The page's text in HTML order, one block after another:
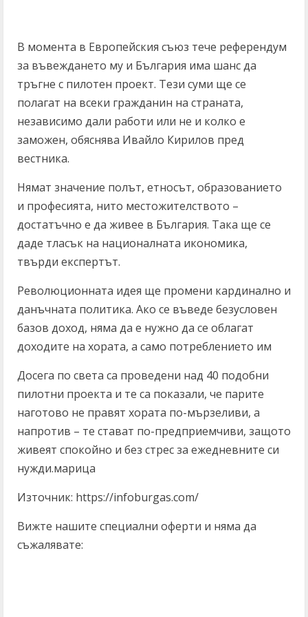
В момента в Европейския съюз тече референдум
за въвеждането му и България има шанс да
тръгне с пилотен проект. Тези суми ще се
полагат на всеки гражданин на страната,
независимо дали работи или не и колко е
заможен, обяснява Ивайло Кирилов пред
вестника.
Нямат значение полът, етносът, образованието
и професията, нито местожителството –
достатъчно е да живее в България. Така ще се
даде тласък на националната икономика,
твърди експертът.
Революционната идея ще промени кардинално и
данъчната политика. Ако се въведе безусловен
базов доход, няма да е нужно да се облагат
доходите на хората, а само потреблението им
Досега по света са проведени над 40 подобни
пилотни проекта и те са показали, че парите
наготово не правят хората по-мързеливи, а
напротив – те стават по-предприемчиви, защото
живеят спокойно и без стрес за ежедневните си
нужди.марица
Източник: https://infoburgas.com/
Вижте нашите специални оферти и няма да
съжалявате: